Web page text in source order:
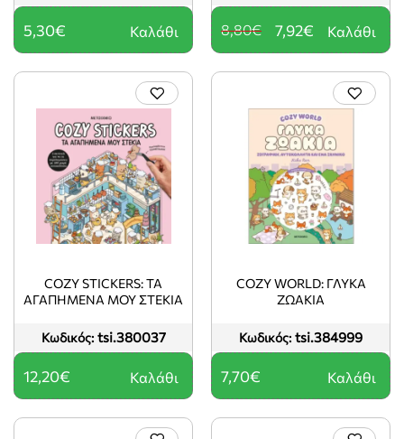
5,30€ Καλάθι 7,92€
8,80€ Καλάθι
Κωδικός: tsi.380037
COZY STICKERS: ΤΑ
ΑΓΑΠΗΜΕΝΑ ΜΟΥ ΣΤΕΚΙΑ
12,20€ Καλάθι
Κωδικός: tsi.384999
COZY WORLD: ΓΛΥΚΑ
ΖΩΑΚΙΑ
7,70€ Καλάθι